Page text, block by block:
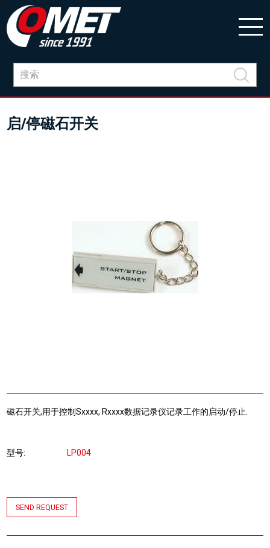
启/停磁石开关
磁石开关,用于控制Sxxxx, Rxxxx数据记录仪记录工作的启动/停止.
型号 LP004
SEND REQUEST